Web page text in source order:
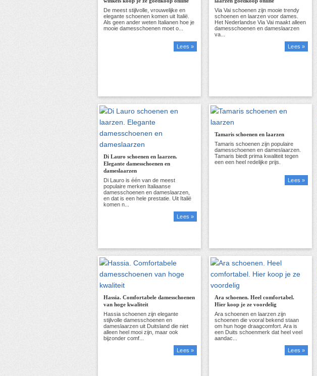
Lees » Lees »
Di Lauro schoenen en laarzen.
Elegante damesschoenen en
dameslaarzen
Lees »
Tamaris schoenen en laarzen
Lees »
Hassia. Comfortabele damesschoenen
van hoge kwaliteit
Lees »
Ara schoenen. Heel comfortabel.
Hier koop je ze voordelig
Lees »